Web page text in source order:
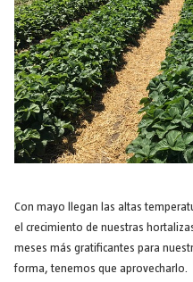
Con mayo llegan las altas
el crecimiento de nuestras
meses más gratificantes para
forma, tenemos que aprovecharlo.